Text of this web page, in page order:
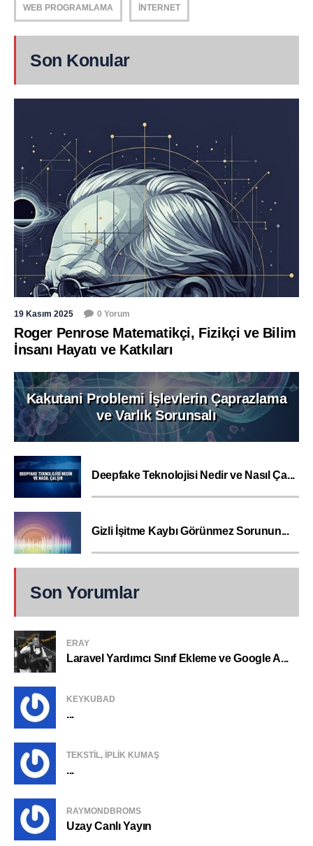
WEB PROGRAMLAMA İNTERNET
Son Konular
19 Kasım 2025 0 Yorum
Roger Penrose Matematikçi, Fizikçi ve Bilim
İnsanı Hayatı ve Katkıları
Kakutani Problemi İşlevlerin Çaprazlama
ve Varlık Sorunsalı
Deepfake Teknolojisi Nedir ve Nasıl Ça...
Gizli İşitme Kaybı Görünmez Sorunun...
Son Yorumlar
ERAY
Laravel Yardımcı Sınıf Ekleme ve Google A...
KEYKUBAD
...
TEKSTIL, IPLIK KUMAŞ
...
RAYMONDBROMS
Uzay Canlı Yayın